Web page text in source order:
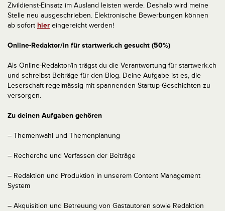
Zivildienst-Einsatz im Ausland leisten werde. Deshalb wird meine
Stelle neu ausgeschrieben. Elektronische Bewerbungen können
ab sofort hier eingereicht werden!
Online-Redaktor/in für startwerk.ch gesucht (50%)
Als Online-Redaktor/in trägst du die Verantwortung für startwerk.ch
und schreibst Beiträge für den Blog. Deine Aufgabe ist es, die
Leserschaft regelmässig mit spannenden Startup-Geschichten zu
versorgen.
Zu deinen Aufgaben gehören
– Themenwahl und Themenplanung
– Recherche und Verfassen der Beiträge
– Redaktion und Produktion in unserem Content Management
System
– Akquisition und Betreuung von Gastautoren sowie Redaktion